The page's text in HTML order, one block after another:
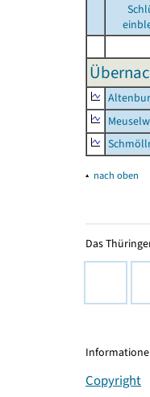
▴ nach oben
Das
Copyright